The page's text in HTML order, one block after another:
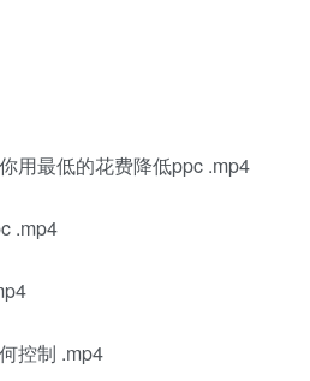
用最低的花费降低ppc .mp4
.mp4
控制 .mp4